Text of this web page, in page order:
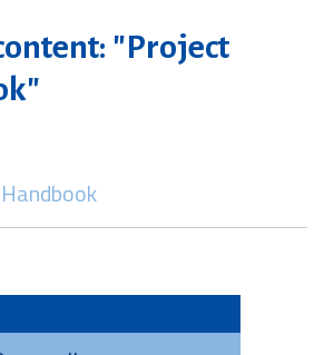
"Project